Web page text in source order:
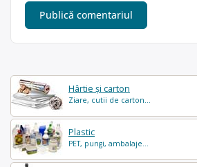
Hârtie și carton
Ziare, cutii de carton...
Plastic
PET, pungi, ambalaje...